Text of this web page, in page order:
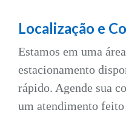
Localização e
Estamos em uma
estacionamento
rápido. Agende sua
um atendimento feito